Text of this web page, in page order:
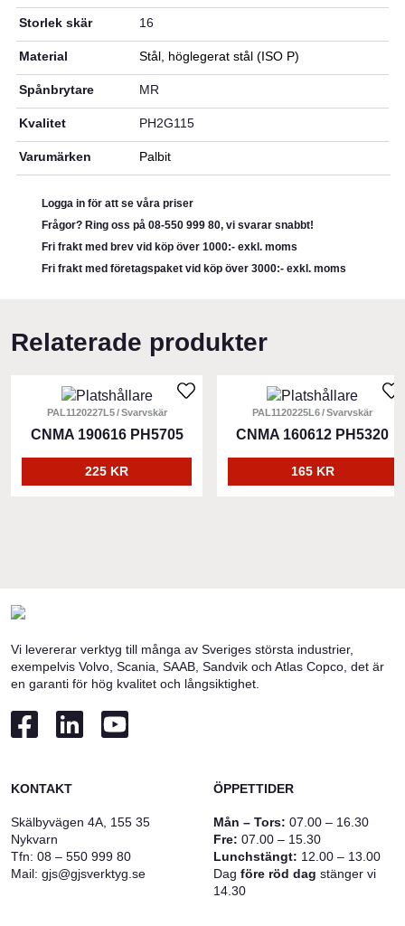
Storlek skär 16
Material Stål, höglegerat stål (ISO P)
Spånbrytare MR
Kvalitet PH2G115
Varumärken Palbit
Logga in för att se våra priser
Frågor? Ring oss på 08-550 999 80, vi svarar snabbt!
Fri frakt med brev vid köp över 1000:- exkl. moms
Fri frakt med företagspaket vid köp över 3000:- exkl. moms
Relaterade produkter
PAL1120227L5 Svarvskär
CNMA 190616 PH5705
225 KR
PAL1120225L6 Svarvskär
CNMA 160612 PH5320
165 KR
Vi levererar verktyg till många av Sveriges största industrier,
exempelvis Volvo, Scania, SAAB, Sandvik och Atlas Copco, det är
en garanti för hög kvalitet och långsiktighet.
KONTAKT
Skälbyvägen 4A, 155 35
Nykvarn
Tfn: 08 – 550 999 80
Mail: gjs@gjsverktyg.se
ÖPPETTIDER
Mån – Tors: 07.00 – 16.30
Fre: 07.00 – 15.30
Lunchstängt: 12.00 – 13.00
Dag före röd dag stänger vi
14.30